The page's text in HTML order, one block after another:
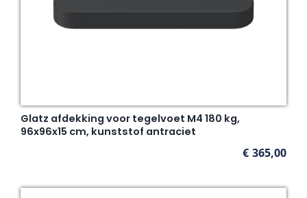
Glatz afdekking voor tegelvoet M4 180 kg,
96x96x15 cm, kunststof antraciet
€ 365,00